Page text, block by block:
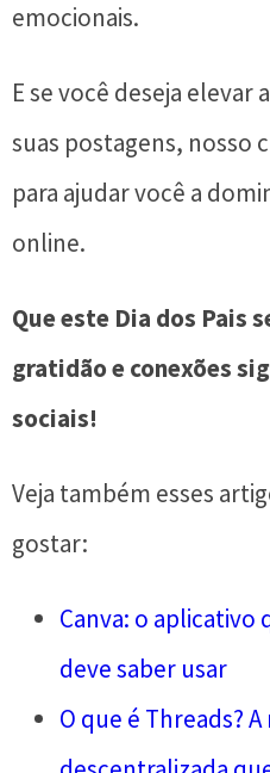
emocionais.
E se você deseja elevar
suas postagens, nosso
para ajudar você a
online.
Que este Dia dos Pais
gratidão e conexões
sociais!
Veja também esses
gostar:
Canva: o
deve saber usar
O que é Threads?